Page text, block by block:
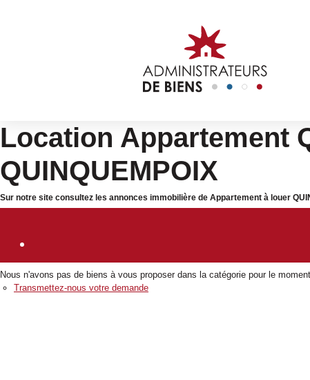
Location Appartement
QUINQUEMPOIX
Sur notre site consultez les annonces immobilière de Appartement à louer
Nous n'avons pas de biens à vous proposer dans la catégorie pour le
Transmettez-nous votre demande